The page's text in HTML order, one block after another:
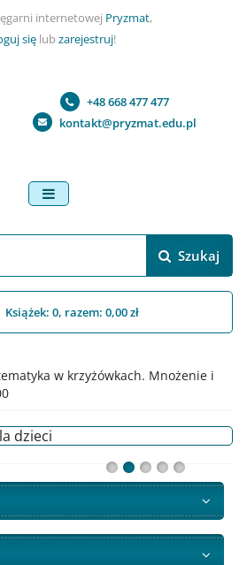
internetowej Pryzmat,
sięlub zarejestruj!
+48 668 477 477
kontakt@pryzmat.edu.pl
menu
Szukaj
Książek: 0, razem: 0,00 zł
w krzyżówkach. Mnożenie i